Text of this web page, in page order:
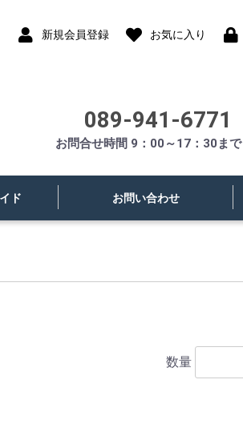
新規会員登録 お気に入り
089-941-6771
お問合せ時間 9：00～17：30まで
ド お問い合わせ
数量